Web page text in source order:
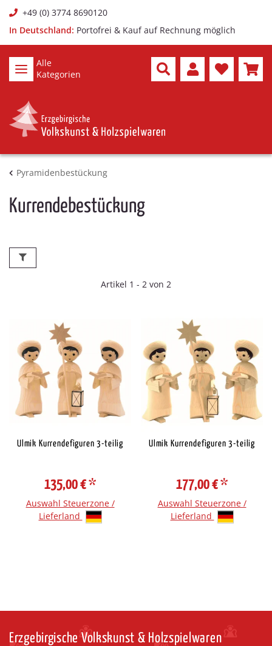
+49 (0) 3774 8690120
In Deutschland: Portofrei & Kauf auf Rechnung möglich
Alle
Kategorien
Pyramidenbestückung
Kurrendebestückung
Artikel 1 - 2 von 2
Ulmik Kurrendefiguren 3-teilig
135,00 €*
Auswahl Steuerzone /
Lieferland
Ulmik Kurrendefiguren 3-teilig
177,00 €*
Auswahl Steuerzone /
Lieferland
Erzgebirgische Volkskunst & Holzspielwaren